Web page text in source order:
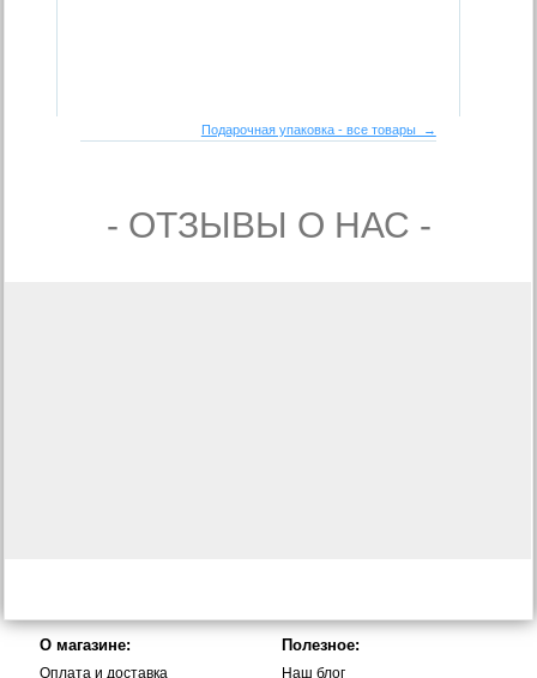
Подарочная упаковка - все товары →
- ОТЗЫВЫ О НАС -
О магазине:
Оплата и доставка
Полезное:
Наш блог